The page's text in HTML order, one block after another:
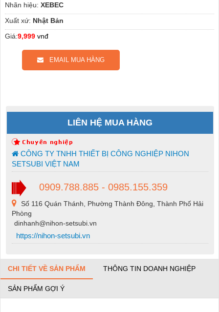
Nhãn hiệu: XEBEC
Xuất xứ: Nhật Bản
Giá:9,999 vnđ
EMAIL MUA HÀNG
LIÊN HỆ MUA HÀNG
CÔNG TY TNHH THIẾT BỊ CÔNG NGHIỆP NIHON
SETSUBI VIỆT NAM
0909.788.885 - 0985.155.359
Số 116 Quán Thánh, Phường Thành Đông, Thành Phố Hải
Phòng
dinhanh@nihon-setsubi.vn
https://nihon-setsubi.vn
CHI TIẾT VỀ SẢN PHẨM THÔNG TIN DOANH NGHIỆP
SẢN PHẨM GỢI Ý